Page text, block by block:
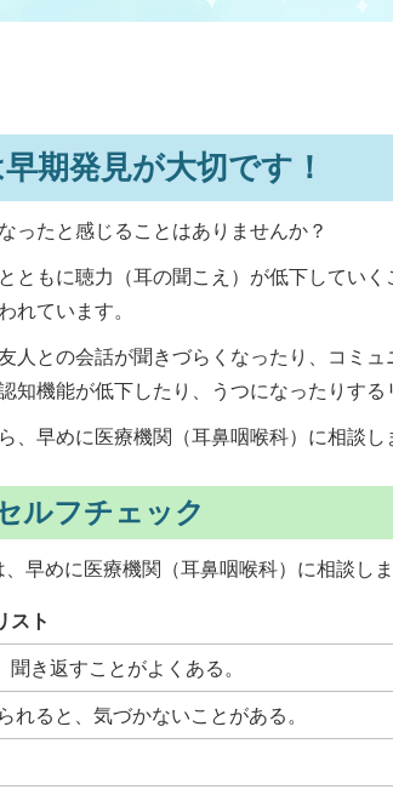
期発見が大切です！
ったと感じることはありませんか？
ともに聴力（耳の聞こえ）が低下してい
れています。
人との会話が聞きづらくなったり、コミ
知機能が低下したり、うつになったりする
、早めに医療機関（耳鼻咽喉科）に相談し
ルフチェック
早めに医療機関（耳鼻咽喉科）に相談しま
スト
き返すことがよくある。
れると、気づかないことがある。